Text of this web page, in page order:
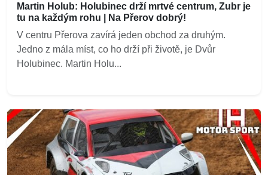
Martin Holub: Holubinec drží mrtvé centrum, Zubr je
tu na každým rohu | Na Přerov dobrý!
V centru Přerova zavírá jeden obchod za druhým.
Jedno z mála míst, co ho drží při životě, je Dvůr
Holubinec. Martin Holu...